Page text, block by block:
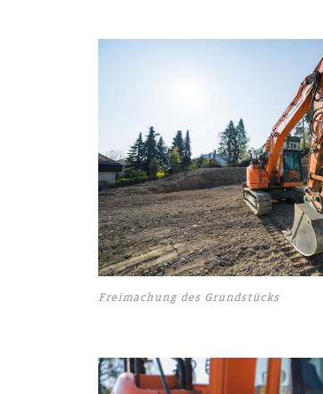
Freimachung des Grundstücks